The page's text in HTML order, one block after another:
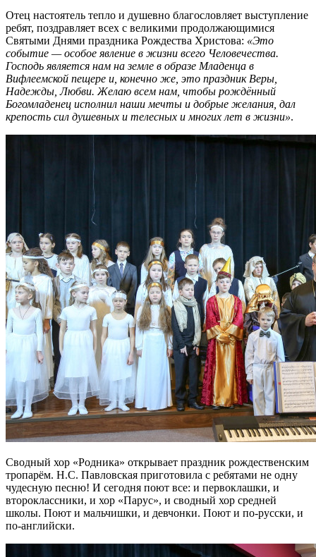
Отец настоятель тепло и душевно благословляет выступление
ребят, поздравляет всех с великими продолжающимися
Святыми Днями праздника Рождества Христова: «Это
событие — особое явление в жизни всего Человечества.
Господь является нам на земле в образе Младенца в
Вифлеемской пещере и, конечно же, это праздник Веры,
Надежды, Любви. Желаю всем нам, чтобы рождённый
Богомладенец исполнил наши мечты и добрые желания, дал
крепость сил душевных и телесных и многих лет в жизни».
Сводный хор «Родника» открывает праздник рождественским
тропарём. Н.С. Павловская приготовила с ребятами не одну
чудесную песню! И сегодня поют все: и первоклашки, и
второклассники, и хор «Парус», и сводный хор средней
школы. Поют и мальчишки, и девчонки. Поют и по-русски, и
по-английски.